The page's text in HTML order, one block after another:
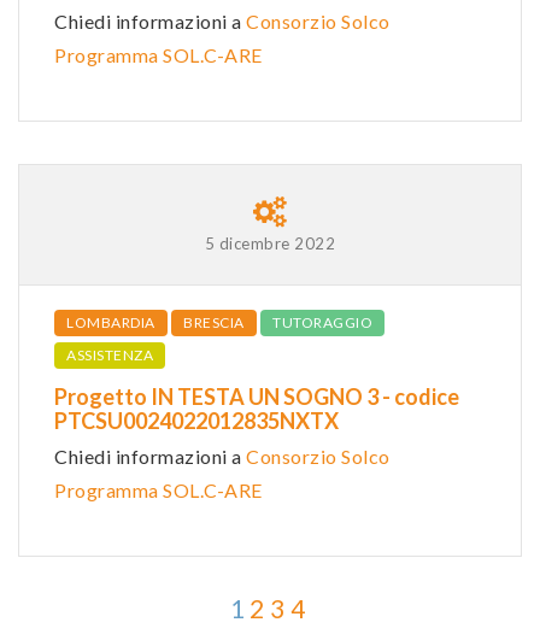
Chiedi informazioni a Consorzio Solco
Programma SOL.C-ARE
5 dicembre 2022
LOMBARDIA BRESCIA
TUTORAGGIO
ASSISTENZA
Progetto IN TESTA UN SOGNO 3 - codice
PTCSU0024022012835NXTX
Chiedi informazioni a Consorzio Solco
Programma SOL.C-ARE
1 2 3 4